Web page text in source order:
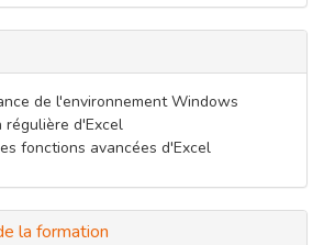
de l'environnement Windows
régulière d'Excel
fonctions avancées d'Excel
la formation